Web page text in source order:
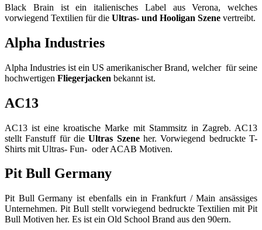
Black Brain ist ein italienisches Label aus Verona, welches
vorwiegend Textilien für die Ultras- und Hooligan Szene vertreibt.
Alpha Industries
Alpha Industries ist ein US amerikanischer Brand, welcher für seine
hochwertigen Fliegerjacken bekannt ist.
AC13
AC13 ist eine kroatische Marke mit Stammsitz in Zagreb. AC13
stellt Fanstuff für dieUltras Szeneher. Vorwiegend bedruckte T-
Shirts mit Ultras- Fun- oder ACAB Motiven.
Pit Bull Germany
Pit Bull Germany ist ebenfalls ein in Frankfurt / Main ansässiges
Unternehmen. Pit Bull stellt vorwiegend bedruckte Textilien mit Pit
Bull Motiven her. Es ist ein Old School Brand aus den 90ern.